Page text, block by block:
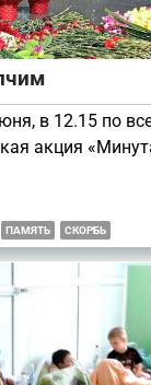
в 12.15 по
акция
ПАМЯТЬ СКОРБЬ